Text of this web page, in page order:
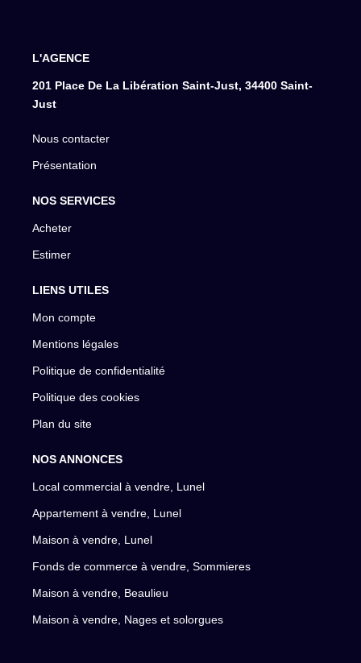
L'AGENCE
201 Place De La Libération Saint-Just, 34400 Saint-
Just
Nous contacter
Présentation
NOS SERVICES
Acheter
Estimer
LIENS UTILES
Mon compte
Mentions légales
Politique de confidentialité
Politique des cookies
Plan du site
NOS ANNONCES
Local commercial à vendre, Lunel
Appartement à vendre, Lunel
Maison à vendre, Lunel
Fonds de commerce à vendre, Sommieres
Maison à vendre, Beaulieu
Maison à vendre, Nages et solorgues